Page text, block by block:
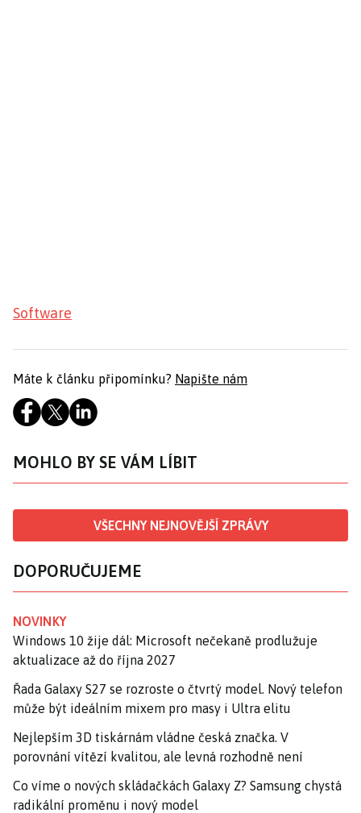
Software
Máte k článku připomínku? Napište nám
MOHLO BY SE VÁM LÍBIT
VŠECHNY NEJNOVĚJŠÍ ZPRÁVY
DOPORUČUJEME
NOVINKY
Windows 10 žije dál: Microsoft nečekaně prodlužuje
aktualizace až do října 2027
Řada Galaxy S27 se rozroste o čtvrtý model. Nový telefon
může být ideálním mixem pro masy i Ultra elitu
Nejlepším 3D tiskárnám vládne česká značka. V
porovnání vítězí kvalitou, ale levná rozhodně není
Co víme o nových skládačkách Galaxy Z? Samsung chystá
radikální proměnu i nový model